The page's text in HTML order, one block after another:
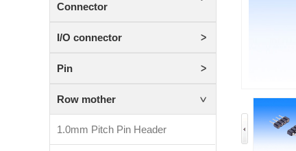
Connector
I/O connector
Pin
Row mother
1.0mm Pitch Pin Header